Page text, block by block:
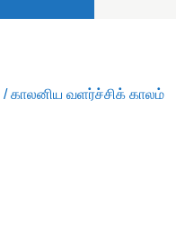
/ காலனிய வளர்ச்சிக் காலம்